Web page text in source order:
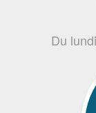
Du